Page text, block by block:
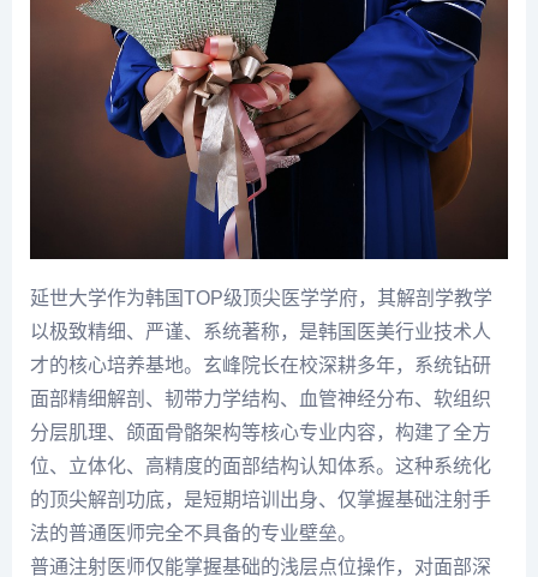
延世大学作为韩国TOP级顶尖医学学府，其解剖学教学
以极致精细、严谨、系统著称，是韩国医美行业技术人
才的核心培养基地。玄峰院长在校深耕多年，系统钻研
面部精细解剖、韧带力学结构、血管神经分布、软组织
分层肌理、颌面骨骼架构等核心专业内容，构建了全方
位、立体化、高精度的面部结构认知体系。这种系统化
的顶尖解剖功底，是短期培训出身、仅掌握基础注射手
法的普通医师完全不具备的专业壁垒。
普通注射医师仅能掌握基础的浅层点位操作，对面部深